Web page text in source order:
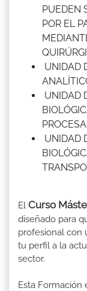
PUEDEN
POR EL
UNIDAD
UNIDAD
UNIDAD
El Curso
diseñado para
profesional con
tu perfil a la
sector.
Esta Formación